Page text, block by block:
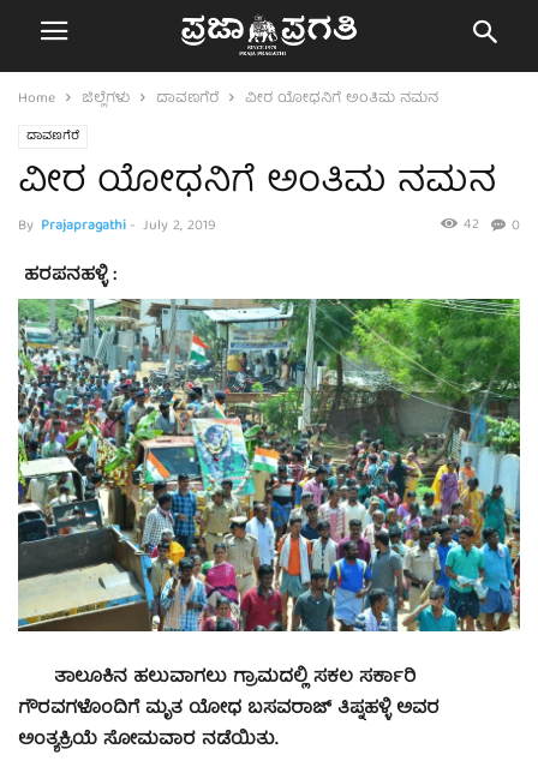
Home ಜಿಲ್ಲೆಗಳು ದಾವಣಗೆರೆ ವೀರ ಯೋಧನಿಗೆ ಅಂತಿಮ ನಮನ
ದಾವಣಗೆರೆ
ವೀರ ಯೋಧನಿಗೆ ಅಂತಿಮ ನಮನ
By Prajapragathi- July 2, 2019 0
42
ಹರಪನಹಳ್ಳಿ :
ತಾಲೂಕಿನ ಹಲುವಾಗಲು ಗ್ರಾಮದಲ್ಲಿ ಸಕಲ ಸರ್ಕಾರಿ
ಗೌರವಗಳೊಂದಿಗೆ ಮೃತ ಯೋಧ ಬಸವರಾಜ್ ತಿಪ್ನಹಳ್ಳಿ ಅವರ
ಅಂತ್ಯಕ್ರಿಯೆ ಸೋಮವಾರ ನಡೆಯಿತು.